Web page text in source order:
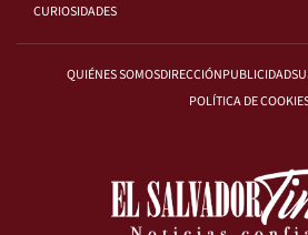
CURIOSIDADES
QUIÉNES SOMOSDIRECCIÓNPUBLICIDAD
POLÍTICA DE